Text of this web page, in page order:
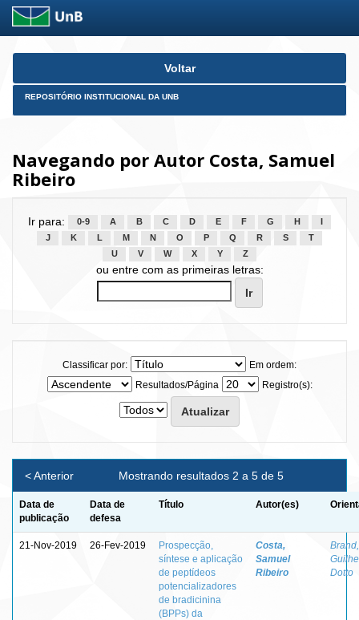
Skip
Voltar
REPOSITÓRIO INSTITUCIONAL DA UNB
Navegando por Autor Costa, Samuel
Ribeiro
Ir para: 0-9 A B C D E F G H
J
K L M N O P Q R S
T
U
V W X Y Z
ou entre com as primeiras letras:
Classificar por:
Em ordem:
Resultados/Página
Registro(s):
Mostrando resultados 2 a 5 de 5
< Anterior
Data de
publicação
Data de
defesa
Título Autor(es)
21-Nov-2019 26-Fev-2019
Prospecção,
síntese e aplicação
de peptídeos
potencializadores
de bradicinina
(BPPs) da
Costa,
Samuel
Ribeiro
Brand,
Dotto